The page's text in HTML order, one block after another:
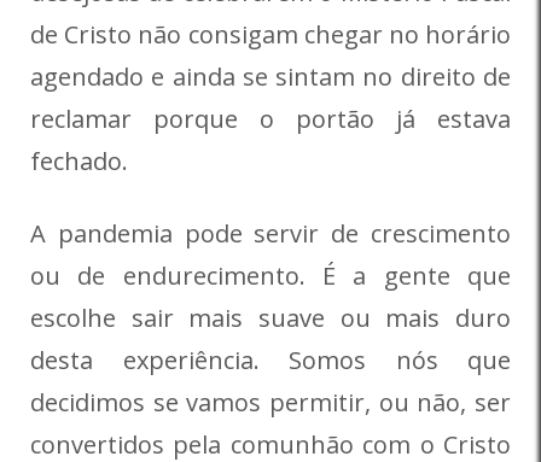
de Cristo não consigam chegar no horário
agendado e ainda se sintam no direito de
reclamar porque o portão já estava
fechado.
A pandemia pode servir de crescimento
ou de endurecimento. É a gente que
escolhe sair mais suave ou mais duro
desta experiência. Somos nós que
decidimos se vamos permitir, ou não, ser
convertidos pela comunhão com o Cristo